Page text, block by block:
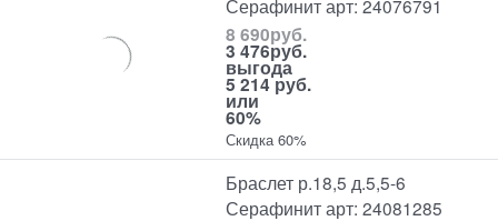
Серафинит арт: 24076791
8 690руб.
3 476руб.
выгода
5 214 руб.
или
60%
Скидка 60%
Браслет р.18,5 д.5,5-6
Серафинит арт: 24081285